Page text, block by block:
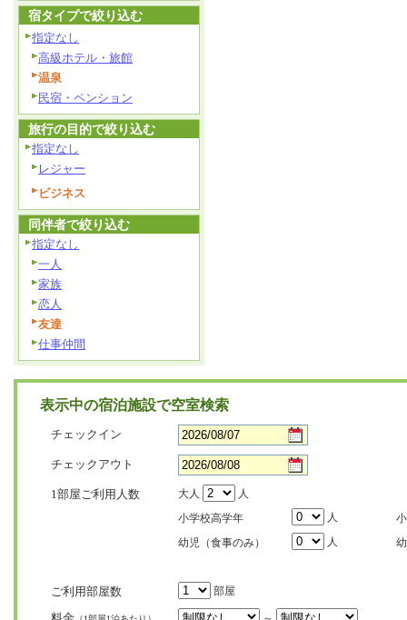
宿タイプで絞り込む
指定なし
高級ホテル・旅館
温泉
民宿・ペンション
旅行の目的で絞り込む
指定なし
レジャー
ビジネス
同伴者で絞り込む
指定なし
一人
家族
恋人
友達
仕事仲間
表示中の宿泊施設で空室検索
チェックイン
チェックアウト
1部屋ご利用人数 大人
人
小学校高学年
人
幼児（食事のみ）
人
ご利用部屋数 部屋